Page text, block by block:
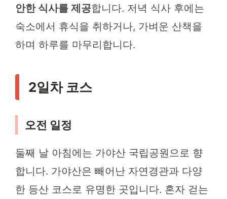
안한 식사를 제공합니다. 저녁 식사 후에는
숙소에서 휴식을 취하거나, 가벼운 산책을
하며 하루를 마무리합니다.
2일차 코스
오전 일정
둘째 날 아침에는 가야산 국립공원으로 향
합니다. 가야산은 빼어난 자연경관과 다양
한 등산 코스로 유명한 곳입니다. 혼자 걷는